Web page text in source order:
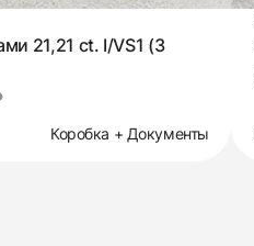
21,21 ct. I/VS1 (3
Коробка + Документы